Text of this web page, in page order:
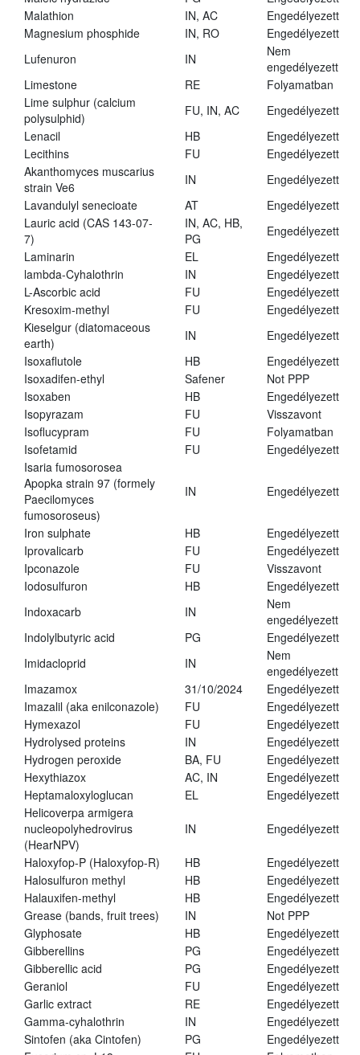
Malathion
IN, AC
Engedélyezett
Magnesium phosphide
IN, RO
Engedélyezett
Lufenuron
IN
Nem
engedélyezett
Limestone
RE
Folyamatban
Lime sulphur (calcium
polysulphid)
FU, IN, AC
Engedélyezett
Lenacil
HB
Engedélyezett
Lecithins
FU
Engedélyezett
Akanthomyces muscarius
strain Ve6
IN
Engedélyezett
Lavandulyl senecioate
AT
Engedélyezett
Lauric acid (CAS 143-07-
7)
IN, AC, HB,
PG
Engedélyezett
Laminarin
EL
Engedélyezett
lambda-Cyhalothrin
IN
Engedélyezett
L-Ascorbic acid
FU
Engedélyezett
Kresoxim-methyl
FU
Engedélyezett
Kieselgur (diatomaceous
earth)
IN
Engedélyezett
Isoxaflutole
HB
Engedélyezett
Isoxadifen-ethyl
Safener
Not PPP
Isoxaben
HB
Engedélyezett
Isopyrazam
FU
Visszavont
Isoflucypram
FU
Folyamatban
Isofetamid
FU
Engedélyezett
Isaria fumosorosea
Apopka strain 97 (formely
Paecilomyces
fumosoroseus)
IN Engedélyezett
Iron sulphate HB
Engedélyezett
Iprovalicarb
FU
Engedélyezett
Ipconazole
FU
Visszavont
Iodosulfuron
HB
Engedélyezett
Indoxacarb
IN
Nem
engedélyezett
Indolylbutyric acid
PG
Engedélyezett
Imidacloprid
IN
Nem
engedélyezett
Imazamox
31/10/2024
Engedélyezett
Imazalil (aka enilconazole)
FU
Engedélyezett
Hymexazol
FU
Engedélyezett
Hydrolysed proteins
IN
Engedélyezett
Hydrogen peroxide
BA, FU
Engedélyezett
Hexythiazox
AC, IN
Engedélyezett
Heptamaloxyloglucan
EL
Engedélyezett
Helicoverpa armigera
nucleopolyhedrovirus
(HearNPV)
IN Engedélyezett
Haloxyfop-P (Haloxyfop-R) HB
Engedélyezett
Halosulfuron methyl
HB
Engedélyezett
Halauxifen-methyl
HB
Engedélyezett
Grease (bands, fruit trees)
IN
Not PPP
Glyphosate
HB
Engedélyezett
Gibberellins
PG
Engedélyezett
Gibberellic acid
PG
Engedélyezett
Geraniol
FU
Engedélyezett
Garlic extract
RE
Engedélyezett
Gamma-cyhalothrin
IN
Engedélyezett
Sintofen (aka Cintofen)
PG
Engedélyezett